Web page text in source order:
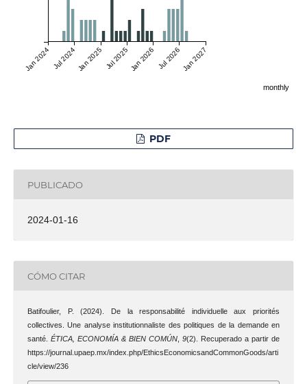
Jan 2024Jul 2024Jan 2025Jul 2025Jan 2026Jul 2026Jan 2027
monthly
PDF
PUBLICADO
2024-01-16
CÓMO CITAR
Batifoulier, P. (2024). De la responsabilité individuelle aux priorités
collectives. Une analyse institutionnaliste des politiques de la demande en
santé. ÉTICA, ECONOMÍA & BIEN COMÚN ,9(2). Recuperado a partir de
https://journal.upaep.mx/index.php/EthicsEconomicsandCommonGoods/arti
cle/view/236